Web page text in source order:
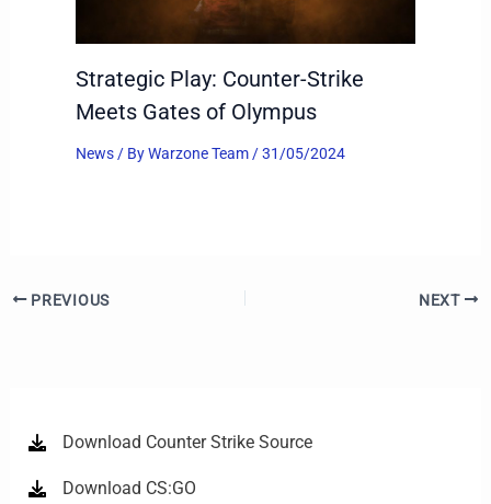
Strategic Play: Counter-Strike
Meets Gates of Olympus
News/ ByWarzone Team /31/05/2024
PREVIOUS NEXT
Download Counter Strike Source
Download CS:GO